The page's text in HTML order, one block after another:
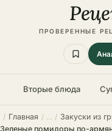
ПРОВЕРЕННЫЕ
Вторые блюда
Главная
Закуски из
Зеленые помидоры по-